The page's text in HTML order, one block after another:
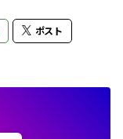
ポスト